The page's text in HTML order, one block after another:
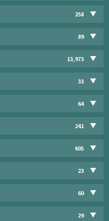
258
89
13,973
33
64
241
605
23
60
29